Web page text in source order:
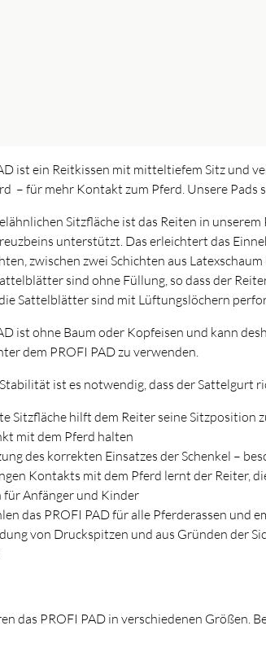
ist ein Reitkissen mit mitteltiefem Sitz und
– für mehr Kontakt zum Pferd. Unsere Pads
Sitzfläche ist das Reiten in
unterstützt. Das erleichtert das
zwischen zwei Schichten aus
sind ohne Füllung, so dass der
Sattelblätter sind mit Lüftungslöchern
ist ohne Baum oder Kopfeisen und kann
dem PROFI PAD zu verwenden.
ist es notwendig, dass der Sattelgurt
Sitzfläche hilft dem Reiter seine Sitzposition
mit dem Pferd halten
des korrekten Einsatzes der Schenkel –
Kontakts mit dem Pferd lernt der Reiter,
für Anfänger und Kinder
das PROFI PAD für alle Pferderassen und
von Druckspitzen und aus Gründen der
das PROFI PAD in verschiedenen Größen.